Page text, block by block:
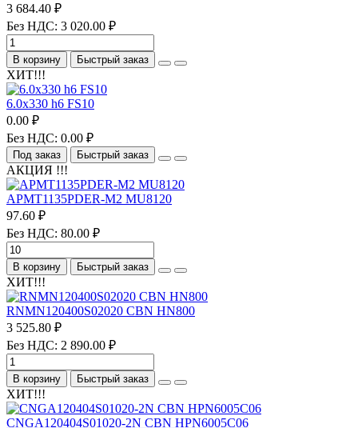
3 684.40 ₽
Без НДС: 3 020.00 ₽
В корзину Быстрый заказ
ХИТ!!!
6.0х330 h6 FS10
0.00 ₽
Без НДС: 0.00 ₽
Под заказ Быстрый заказ
АКЦИЯ !!!
APMT1135PDER-M2 MU8120
97.60 ₽
Без НДС: 80.00 ₽
В корзину Быстрый заказ
ХИТ!!!
RNMN120400S02020 CBN HN800
3 525.80 ₽
Без НДС: 2 890.00 ₽
В корзину Быстрый заказ
ХИТ!!!
CNGA120404S01020-2N CBN HPN6005C06